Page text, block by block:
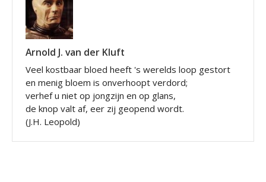
Arnold J. van der Kluft
Veel kostbaar bloed heeft 's werelds loop gestort
en menig bloem is onverhoopt verdord;
verhef u niet op jongzijn en op glans,
de knop valt af, eer zij geopend wordt.
(J.H. Leopold)